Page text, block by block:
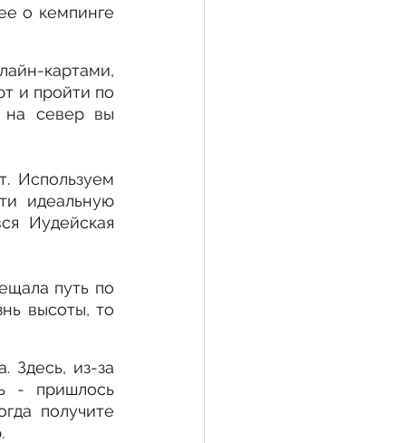
о кемпинге
картами,
и пройти по
на север вы
Используем
идеальную
Иудейская
путь по
высоты, то
Здесь, из-за
- пришлось
получите